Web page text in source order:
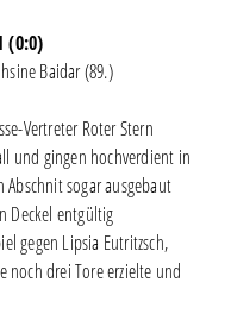
(0:0)
Baidar (89.)
Vertreter Roter Stern
und gingen hochverdient in
sogar ausgebaut
Deckel entgültig
gegen Lipsia Eutritzsch,
noch drei Tore erzielte und